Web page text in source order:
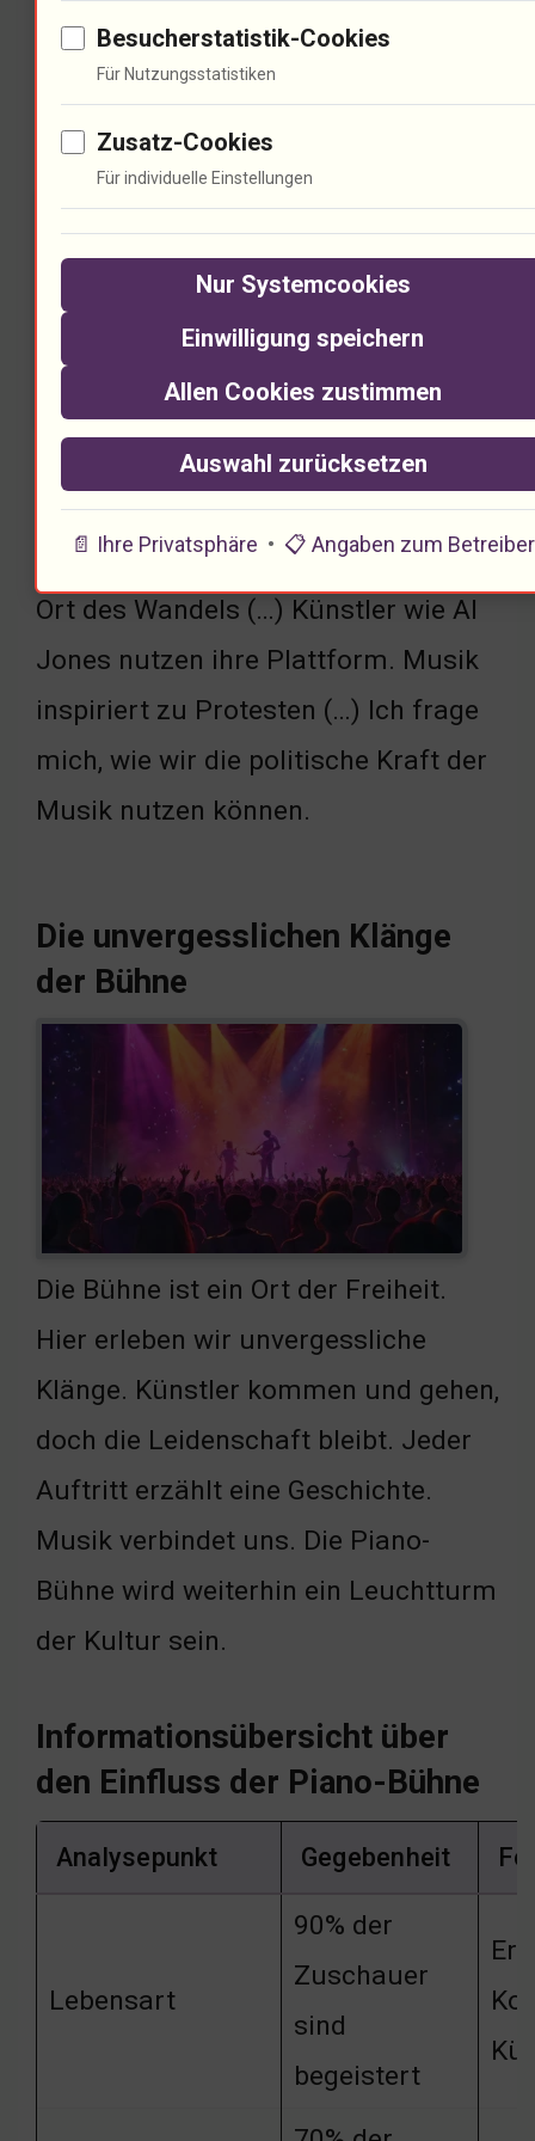
Politik und Musik: Eine
Symbiose
Musik hat eine politische Dimension.
90% der Lieder handeln von sozialen
Themen ( … ) Die Piano-Bühne ist ein
Ort des Wandels (…) Künstler wie Al
Jones nutzen ihre Plattform. Musik
inspiriert zu Protesten (…) Ich frage
mich, wie wir die politische Kraft der
Musik nutzen können.
Die unvergesslichen Klänge
der Bühne
Die Bühne ist ein Ort der Freiheit.
Hier erleben wir unvergessliche
Klänge. Künstler kommen und gehen,
doch die Leidenschaft bleibt. Jeder
Auftritt erzählt eine Geschichte.
Musik verbindet uns. Die Piano-
Bühne wird weiterhin ein Leuchtturm
der Kultur sein.
Informationsübersicht über
den Einfluss der Piano-Bühne
Analysepunkt Gegebenheit
Lebensart
90% der
Zuschauer
sind
begeistert
Besucherstatistik-Cookies
Für Nutzungsstatistiken
Zusatz-Cookies
Für individuelle Einstellungen
Nur Systemcookies
Einwilligung speichern
Allen Cookies zustimmen
Auswahl zurücksetzen
📄 Ihre Privatsphäre • 📋 Angaben zum Betreiber